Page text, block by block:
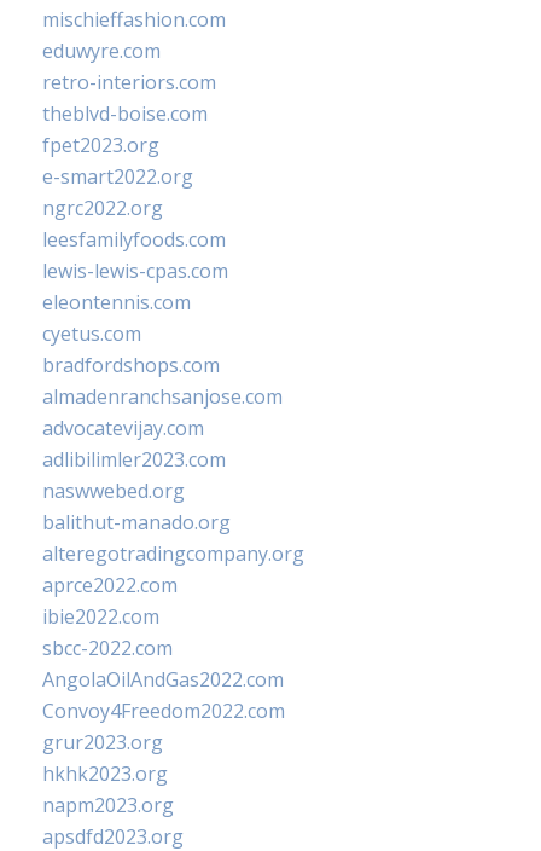
mischieffashion.com
eduwyre.com
retro-interiors.com
theblvd-boise.com
fpet2023.org
e-smart2022.org
ngrc2022.org
leesfamilyfoods.com
lewis-lewis-cpas.com
eleontennis.com
cyetus.com
bradfordshops.com
almadenranchsanjose.com
advocatevijay.com
adlibilimler2023.com
naswwebed.org
balithut-manado.org
alteregotradingcompany.org
aprce2022.com
ibie2022.com
sbcc-2022.com
AngolaOilAndGas2022.com
Convoy4Freedom2022.com
grur2023.org
hkhk2023.org
napm2023.org
apsdfd2023.org